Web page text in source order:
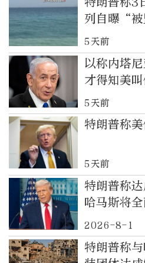
列自曝“被
5天前
以称内塔
才得知美
5天前
特朗普称
5天前
特朗普称
哈马斯将
军队撤出加
2026-8-1
特朗普称